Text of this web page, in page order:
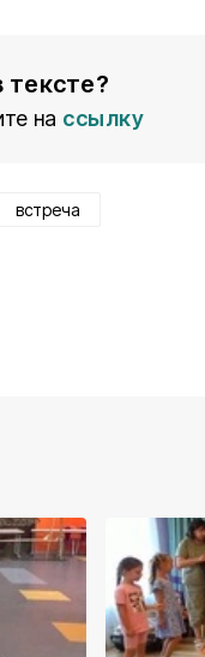
на ссылку
встреча